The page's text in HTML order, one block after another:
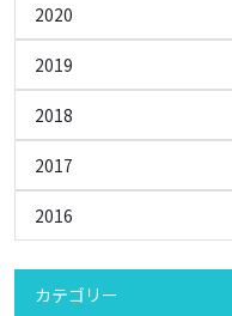
2020
2019
2018
2017
2016
カテゴリー